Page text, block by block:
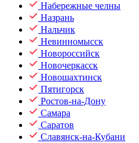
Набережные челны
Назрань
Нальчик
Невинномысск
Новороссийск
Новочеркасск
Новошахтинск
Пятигорск
Ростов-на-Дону
Самара
Саратов
Славянск-на-Кубани